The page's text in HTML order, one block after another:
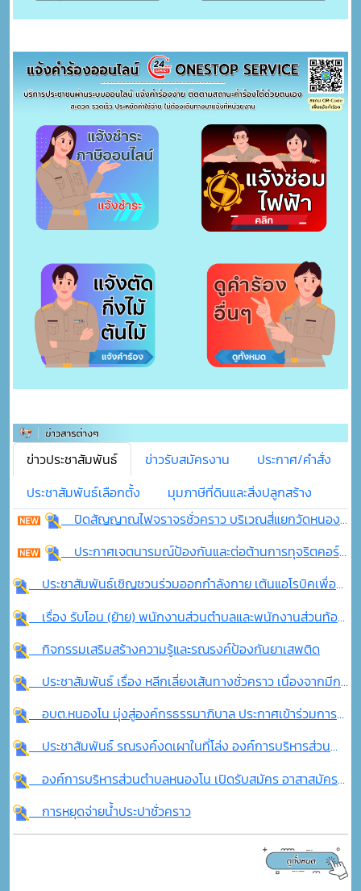
ข่าวประชาสัมพันธ์ ข่าวรับสมัครงาน
ประกาศ/คำสั่ง
ประชาสัมพันธ์เลือกตั้ง
มุมภาษีที่ดินและสิ่งปลูกสร้าง
ปิดสัญญาณไฟจราจรชั่วคราว บริเวณสี่แยกวัดหนองโนเหนือ
ประกาศเจตนารมณ์ป้องกันและต่อต้านการทุจริตคอร์รัปชัน ประจำปี พ.ศ. 2569
ประชาสัมพันธ์เชิญชวนร่วมออกกำลังกาย เต้นแอโรบิคเพื่อสุขภาพ
เรื่อง รับโอน (ย้าย) พนักงานส่วนตำบลและพนักงานส่วนท้องถิ่นอื่นเพื่อเเต่งตั้งให้ดำรงตำแหน่งที่ว่าง
กิจกรรมเสริมสร้างความรู้และรณรงค์ป้องกันยาเสพติด
ประชาสัมพันธ์ เรื่อง หลีกเลี่ยงเส้นทางชั่วคราว เนื่องจากมีการดำเนินการก่อสร้างถนน ในพื้นที่ ม.10 บ้านหนองม่วง - ม.11 บ้านใหม่ดอนคา
อบต.หนองโน มุ่งสู่องค์กรธรรมาภิบาล ประกาศเข้าร่วมการประเมินคุณธรรมและความโปร่งใส (ITA) ประจำปีงบประมาณ พ.ศ.2569
ประชาสัมพันธ์ รณรงค์งดเผาในที่โล่ง องค์การบริหารส่วนตำบลหนองโน
องค์การบริหารส่วนตำบลหนองโน เปิดรับสมัคร อาสาสมัครป้องกันภัยฝ่ายพลเรือน (อปพร.)
การหยุดจ่ายน้ำประปาชั่วคราว